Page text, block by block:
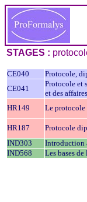
STAGES :
CE040 Protocole,
CE041
Protocole et
et des affaires
HR149 Le protocole
HR187 Protocole
IND303 Introduction
IND568 Les bases